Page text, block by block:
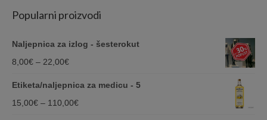
Popularni proizvodi
Naljepnica za izlog - šesterokut
8,00€ – 22,00€Price
Etiketa/naljepnica za medicu - 5
15,00€ – 110,00€Price